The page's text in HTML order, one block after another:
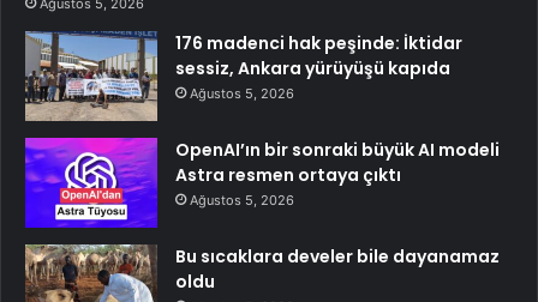
176 madenci hak peşinde: İktidar
sessiz, Ankara yürüyüşü kapıda
Ağustos 5, 2026
OpenAI’ın bir sonraki büyük AI modeli
Astra resmen ortaya çıktı
Ağustos 5, 2026
Bu sıcaklara develer bile dayanamaz
oldu